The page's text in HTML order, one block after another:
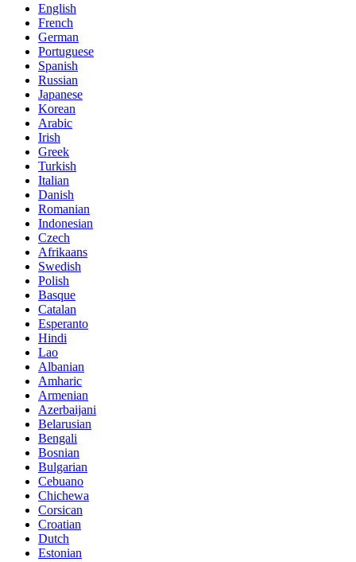
English
French
German
Portuguese
Spanish
Russian
Japanese
Korean
Arabic
Irish
Greek
Turkish
Italian
Danish
Romanian
Indonesian
Czech
Afrikaans
Swedish
Polish
Basque
Catalan
Esperanto
Hindi
Lao
Albanian
Amharic
Armenian
Azerbaijani
Belarusian
Bengali
Bosnian
Bulgarian
Cebuano
Chichewa
Corsican
Croatian
Dutch
Estonian